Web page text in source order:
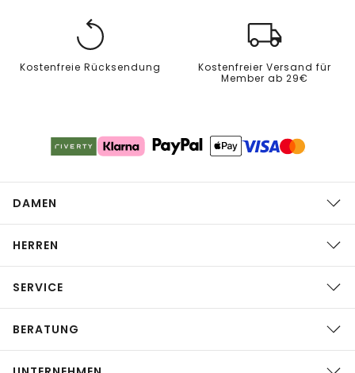
Kostenfreie Rücksendung
Kostenfreier Versand für
Member ab 29€
DAMEN
HERREN
SERVICE
BERATUNG